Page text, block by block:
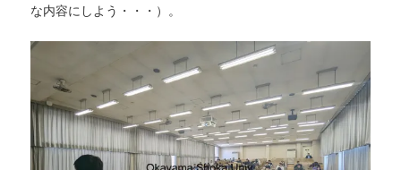
な内容にしよう・・・）。